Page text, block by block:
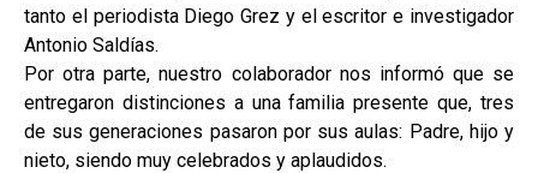
tanto el periodista Diego Grez y el escritor e investigador
Antonio Saldías.
Por otra parte, nuestro colaborador nos informó que se
entregaron distinciones a una familia presente que, tres
de sus generaciones pasaron por sus aulas: Padre, hijo y
nieto, siendo muy celebrados y aplaudidos.